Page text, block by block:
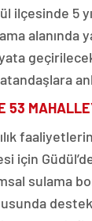
ilçesinde 5
alanında
53
için
sulama